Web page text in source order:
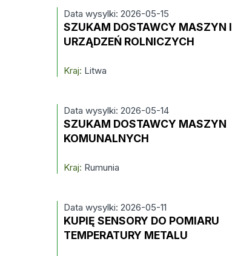
Data wysylki: 2026-05-15
SZUKAM DOSTAWCY MASZYN I
URZĄDZEŃ ROLNICZYCH
Kraj: Litwa
Data wysylki: 2026-05-14
SZUKAM DOSTAWCY MASZYN
KOMUNALNYCH
Kraj: Rumunia
Data wysylki: 2026-05-11
KUPIĘ SENSORY DO POMIARU
TEMPERATURY METALU